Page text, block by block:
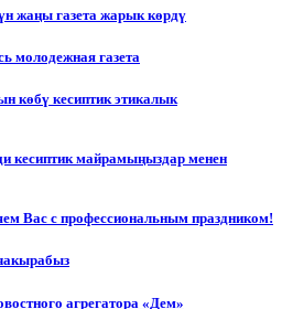
жаңы газета жарык көрдү
молодежная газета
көбү кесиптик этикалык
кесиптик майрамыңыздар менен
Вас с профессиональным праздником!
агрегатора «Дем»